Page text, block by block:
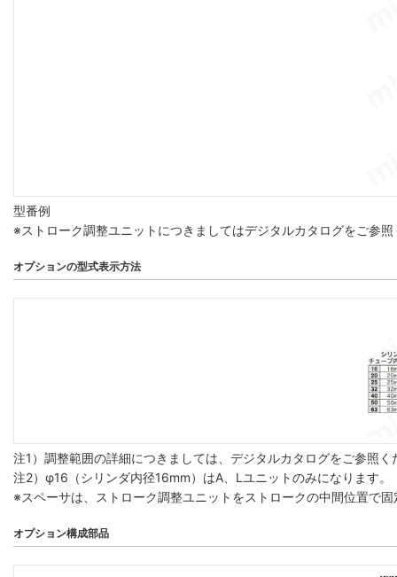
型番例
※ストローク調整ユニットにつきましてはデジタルカタログをご参照
オプションの型式表示方法
注1）調整範囲の詳細につきましては、デジタルカタログをご参照く
注2）φ16（シリンダ内径16mm）はA、Lユニットのみになります。
※スペーサは、ストローク調整ユニットをストロークの中間位置で
オプション構成部品